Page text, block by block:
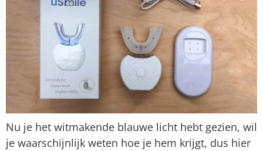
Nu je het witmakende blauwe licht hebt gezien, wil
je waarschijnlijk weten hoe je hem krijgt, dus hier